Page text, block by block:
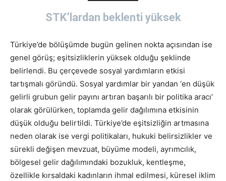
STK’lardan beklenti yüksek
Türkiye’de bölüşümde bugün gelinen nokta açısından ise
genel görüş; eşitsizliklerin yüksek olduğu şeklinde
belirlendi. Bu çerçevede sosyal yardımların etkisi
tartışmalı göründü. Sosyal yardımlar bir yandan ‘en düşük
gelirli grubun gelir payını artıran başarılı bir politika aracı’
olarak görülürken, toplamda gelir dağılımına etkisinin
düşük olduğu belirtildi. Türkiye’de eşitsizliğin artmasına
neden olarak ise vergi politikaları, hukuki belirsizlikler ve
sürekli değişen mevzuat, büyüme modeli, ayrımcılık,
bölgesel gelir dağılımındaki bozukluk, kentleşme,
özellikle kırsaldaki kadınların ihmal edilmesi, küresel iklim